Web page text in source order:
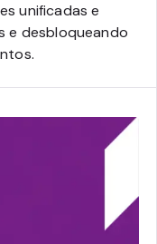
unificadas e
e desbloqueando